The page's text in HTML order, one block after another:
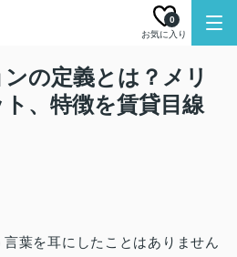
お気に入り
0
の定義とは？メリ
、特徴を賃貸目線
葉を耳にしたことはありません